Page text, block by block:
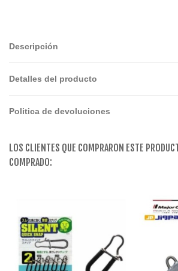
Descripción
Detalles del producto
Politica de devoluciones
LOS CLIENTES QUE COMPRARON ESTE
COMPRADO: